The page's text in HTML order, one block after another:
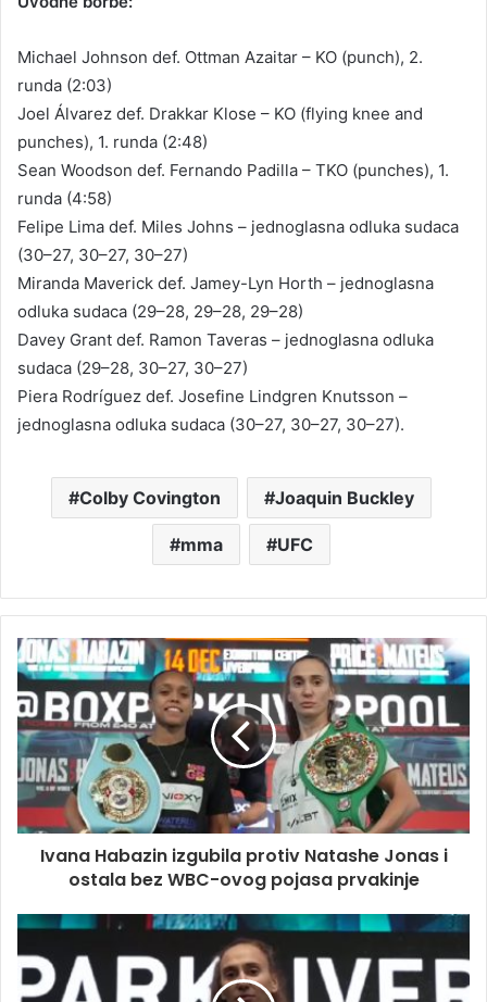
Michael Johnson def. Ottman Azaitar – KO (punch), 2.
runda (2:03)
Joel Álvarez def. Drakkar Klose – KO (flying knee and
punches), 1. runda (2:48)
Sean Woodson def. Fernando Padilla – TKO (punches), 1.
runda (4:58)
Felipe Lima def. Miles Johns – jednoglasna odluka sudaca
(30–27, 30–27, 30–27)
Miranda Maverick def. Jamey-Lyn Horth – jednoglasna
odluka sudaca (29–28, 29–28, 29–28)
Davey Grant def. Ramon Taveras – jednoglasna odluka
sudaca (29–28, 30–27, 30–27)
Piera Rodríguez def. Josefine Lindgren Knutsson –
jednoglasna odluka sudaca (30–27, 30–27, 30–27).
Colby Covington Joaquin Buckley
mma UFC
Ivana Habazin izgubila protiv Natashe Jonas i
ostala bez WBC-ovog pojasa prvakinje